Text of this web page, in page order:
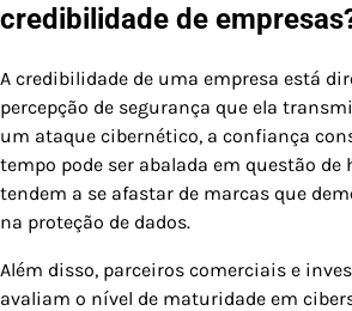
credibilidade de
A credibilidade de uma empresa está
percepção de segurança que ela
um ataque cibernético, a confiança
tempo pode ser abalada em questão de
tendem a se afastar de marcas que
na proteção de dados.
Além disso, parceiros comerciais e
avaliam o nível de maturidade em